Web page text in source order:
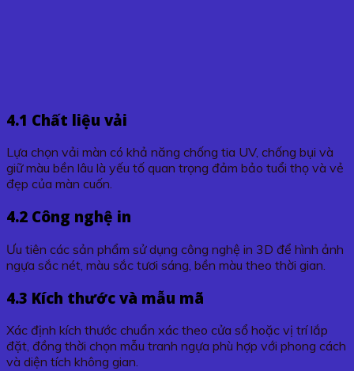
4.1 Chất liệu vải
Lựa chọn vải màn có khả năng chống tia UV, chống bụi và
giữ màu bền lâu là yếu tố quan trọng đảm bảo tuổi thọ và vẻ
đẹp của màn cuốn.
4.2 Công nghệ in
Ưu tiên các sản phẩm sử dụng công nghệ in 3D để hình ảnh
ngựa sắc nét, màu sắc tươi sáng, bền màu theo thời gian.
4.3 Kích thước và mẫu mã
Xác định kích thước chuẩn xác theo cửa sổ hoặc vị trí lắp
đặt, đồng thời chọn mẫu tranh ngựa phù hợp với phong cách
và diện tích không gian.